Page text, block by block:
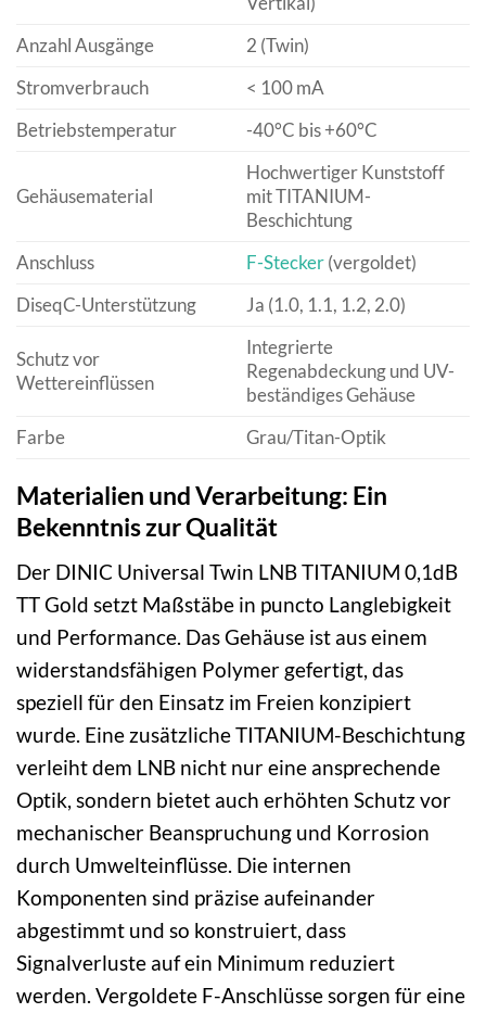
Anzahl Ausgänge
2 (Twin)
Stromverbrauch
< 100 mA
Betriebstemperatur
-40°C bis +60°C
Gehäusematerial
Hochwertiger Kunststoff
mit TITANIUM-
Beschichtung
Anschluss
F-Stecker(vergoldet)
DiseqC-Unterstützung
Ja (1.0, 1.1, 1.2, 2.0)
Schutz vor
Wettereinflüssen
Integrierte
Regenabdeckung und UV-
beständiges Gehäuse
Farbe
Grau/Titan-Optik
Materialien und Verarbeitung: Ein
Bekenntnis zur Qualität
Der DINIC Universal Twin LNB TITANIUM 0,1dB
TT Gold setzt Maßstäbe in puncto Langlebigkeit
und Performance. Das Gehäuse ist aus einem
widerstandsfähigen Polymer gefertigt, das
speziell für den Einsatz im Freien konzipiert
wurde. Eine zusätzliche TITANIUM-Beschichtung
verleiht dem LNB nicht nur eine ansprechende
Optik, sondern bietet auch erhöhten Schutz vor
mechanischer Beanspruchung und Korrosion
durch Umwelteinflüsse. Die internen
Komponenten sind präzise aufeinander
abgestimmt und so konstruiert, dass
Signalverluste auf ein Minimum reduziert
werden. Vergoldete F-Anschlüsse sorgen für eine